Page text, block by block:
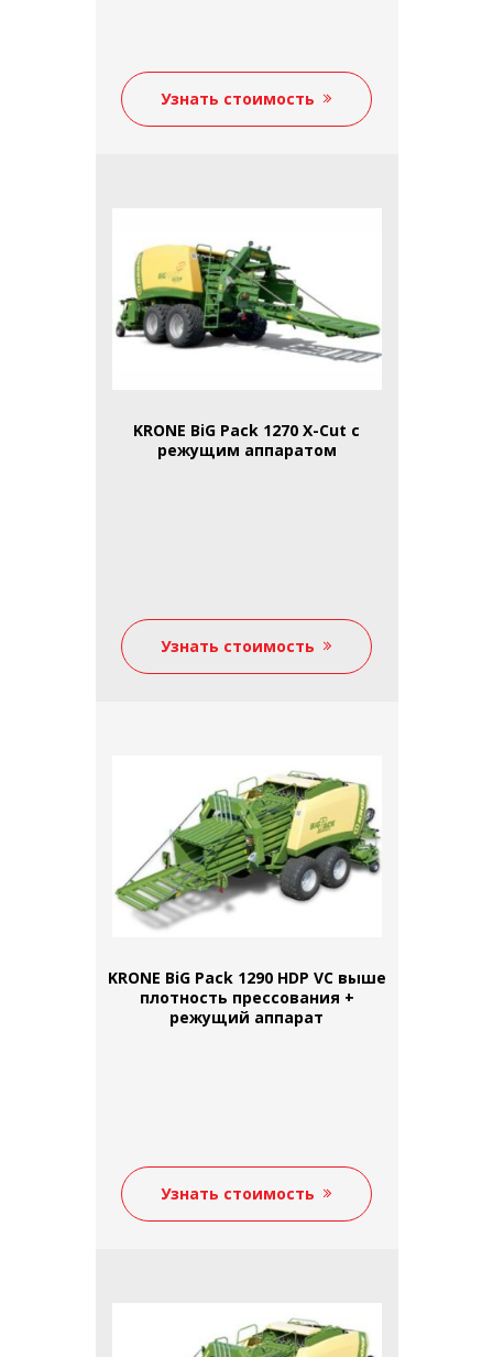
Узнать стоимость
KRONE BiG Pack 1270 X-Cut с
режущим аппаратом
Узнать стоимость
KRONE BiG Pack 1290 HDP VC выше
плотность прессования +
режущий аппарат
Узнать стоимость